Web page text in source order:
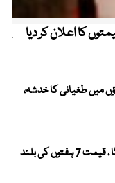
کا اعلان کر دیا
دریاؤں میں طغیانی کا خدشہ،
عالمی مارکیٹ میں سونا مزید مہنگا ، قیمت 7 ہفتوں کی بلند